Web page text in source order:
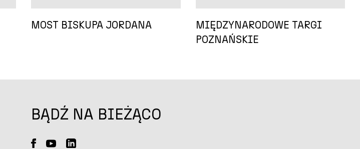
MOST BISKUPA JORDANA
MIĘDZYNARODOWE TARGI
POZNAŃSKIE
BĄDŹ NA BIEŻĄCO